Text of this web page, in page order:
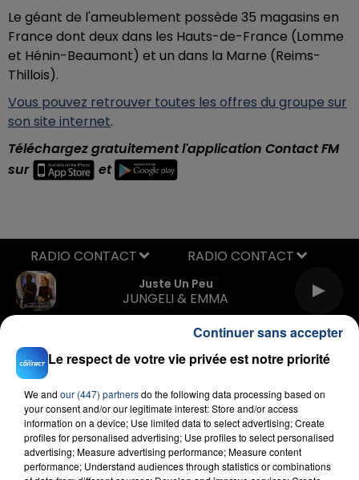
Le géant de l'ameublement possède 35 magasins en
France dont deux dans les Hauts-de-France (Lomme
et Hénin-Beaumont) et un dans la Marne (Reims-
Thillois).
Vous pouvez retrouver toutes les offres du groupe sur
son site internet.
Téléchargez gratuitement l'application Contact FM
sur
et
Juste Un Peu
JUNGELI & EMMA
RADIO CONTACT
FIL D'ACTU
Le respect de votre vie privée est notre priorité
We and our (447) partnersdo the following data processing based on
your consent and/or our legitimate interest: Store and/or access
information on a device; Use limited data to select advertising; Create
profiles for personalised advertising; Use profiles to select personalised
advertising; Measure advertising performance; Measure content
performance; Understand audiences through statistics or combinations
Continuer sans accepter